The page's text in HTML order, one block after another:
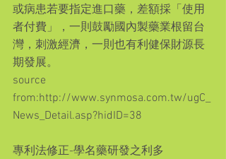
或病患若要指定進口藥，差額採「使用
者付費」，一則鼓勵國內製藥業根留台
灣，刺激經濟，一則也有利健保財源長
期發展。
source
from:http://www.synmosa.com.tw/ugC_
News_Detail.asp?hidID=38
專利法修正-學名藥研發之利多